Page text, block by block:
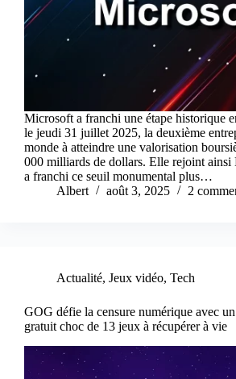
Microsoft a franchi une étape historique
le jeudi 31 juillet 2025, la deuxième
monde à atteindre une valorisation
000 milliards de dollars. Elle rejoint
a franchi ce seuil monumental plus…
Albert
août 3, 2025 2
Actualité, Jeux vidéo, Tech
GOG défie la censure numérique avec
gratuit choc de 13 jeux à récupérer à vie